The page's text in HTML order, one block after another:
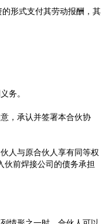
形式支付其劳动报酬，其
务。
，承认并签署本合伙协
人与原合伙人享有同等权
伙前焊接公司的债务承担